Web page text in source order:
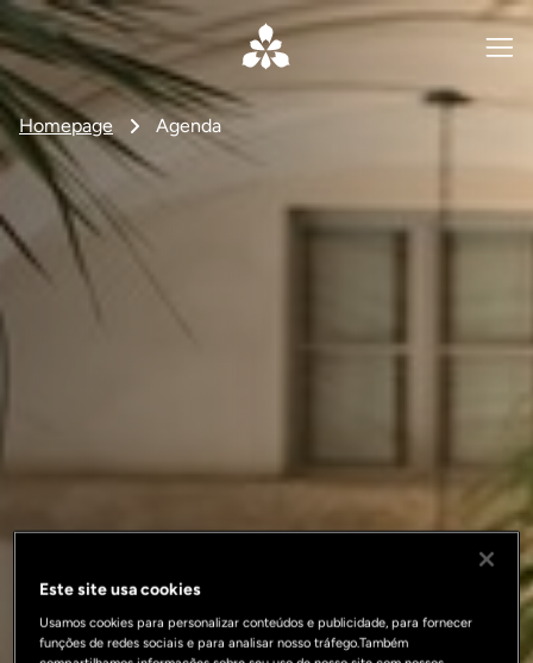
Homepage Agenda
Este site usa cookies
Usamos cookies para personalizar conteúdos e publicidade, para fornecer
funções de redes sociais e para analisar nosso tráfego.Também